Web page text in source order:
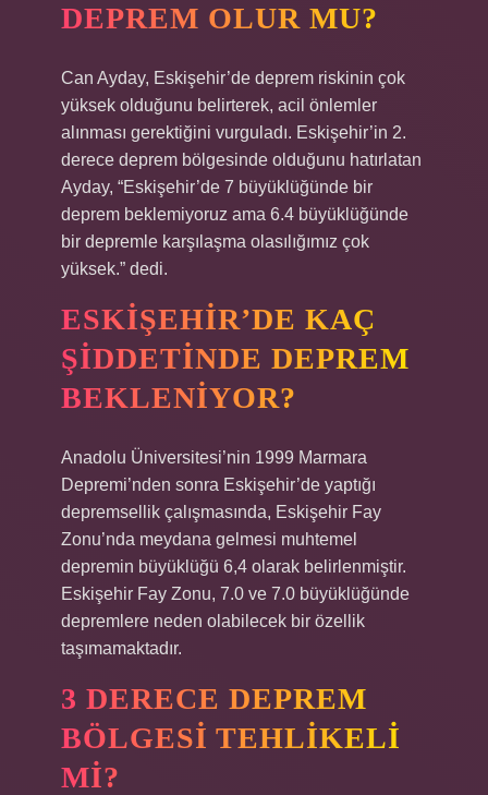
DEPREM OLUR MU?
Can Ayday, Eskişehir’de deprem riskinin çok
yüksek olduğunu belirterek, acil önlemler
alınması gerektiğini vurguladı. Eskişehir’in 2.
derece deprem bölgesinde olduğunu hatırlatan
Ayday, “Eskişehir’de 7 büyüklüğünde bir
deprem beklemiyoruz ama 6.4 büyüklüğünde
bir depremle karşılaşma olasılığımız çok
yüksek.” dedi.
ESKIŞEHIR’DE KAÇ
ŞIDDETINDE DEPREM
BEKLENIYOR?
Anadolu Üniversitesi’nin 1999 Marmara
Depremi’nden sonra Eskişehir’de yaptığı
depremsellik çalışmasında, Eskişehir Fay
Zonu’nda meydana gelmesi muhtemel
depremin büyüklüğü 6,4 olarak belirlenmiştir.
Eskişehir Fay Zonu, 7.0 ve 7.0 büyüklüğünde
depremlere neden olabilecek bir özellik
taşımamaktadır.
3 DERECE DEPREM
BÖLGESI TEHLIKELI
MI?